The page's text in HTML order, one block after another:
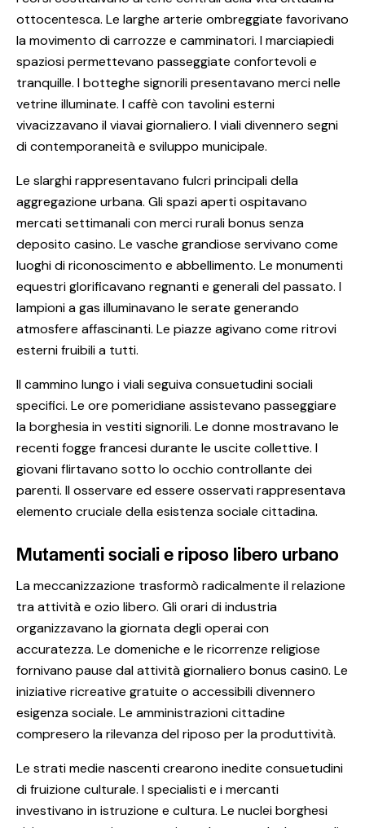
ottocentesca. Le larghe arterie ombreggiate favorivano
la movimento di carrozze e camminatori. I marciapiedi
spaziosi permettevano passeggiate confortevoli e
tranquille. I botteghe signorili presentavano merci nelle
vetrine illuminate. I caffè con tavolini esterni
vivacizzavano il viavai giornaliero. I viali divennero segni
di contemporaneità e sviluppo municipale.
Le slarghi rappresentavano fulcri principali della
aggregazione urbana. Gli spazi aperti ospitavano
mercati settimanali con merci rurali bonus senza
deposito casino. Le vasche grandiose servivano come
luoghi di riconoscimento e abbellimento. Le monumenti
equestri glorificavano regnanti e generali del passato. I
lampioni a gas illuminavano le serate generando
atmosfere affascinanti. Le piazze agivano come ritrovi
esterni fruibili a tutti.
Il cammino lungo i viali seguiva consuetudini sociali
specifici. Le ore pomeridiane assistevano passeggiare
la borghesia in vestiti signorili. Le donne mostravano le
recenti fogge francesi durante le uscite collettive. I
giovani flirtavano sotto lo occhio controllante dei
parenti. Il osservare ed essere osservati rappresentava
elemento cruciale della esistenza sociale cittadina.
Mutamenti sociali e riposo libero urbano
La meccanizzazione trasformò radicalmente il relazione
tra attività e ozio libero. Gli orari di industria
organizzavano la giornata degli operai con
accuratezza. Le domeniche e le ricorrenze religiose
fornivano pause dal attività giornaliero bonus casinо. Le
iniziative ricreative gratuite o accessibili divennero
esigenza sociale. Le amministrazioni cittadine
compresero la rilevanza del riposo per la produttività.
Le strati medie nascenti crearono inedite consuetudini
di fruizione culturale. I specialisti e i mercanti
investivano in istruzione e cultura. Le nuclei borghesi